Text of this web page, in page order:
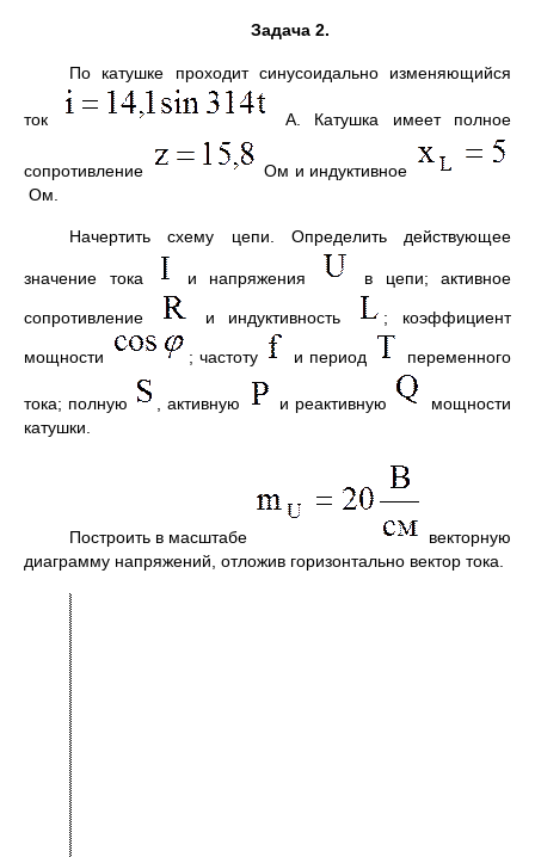
Задача 2.
По катушке проходит синусоидально изменяющийся
ток А. Катушка имеет полное
сопротивление
Ом и индуктивное
Ом.
Начертить схему цепи. Определить действующее
значение тока и напряжения в цепи; активное
сопротивление и индуктивность ; коэффициент
мощности ; частоту и период переменного
тока; полную , активную и реактивную
мощности
катушки.
Построить в масштабе
векторную
диаграмму напряжений, отложив горизонтально вектор тока.